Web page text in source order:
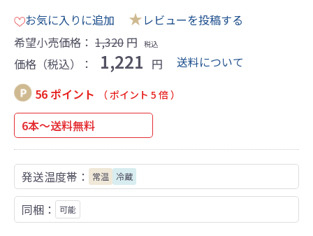
お気に入りに追加 ★レビューを投稿する
希望小売価格： 1,320 円 税込
価格（税込）： 1,221 円
送料について
56 ポイント
（ ポイント 5 倍 ）
6本～送料無料
発送温度帯： 常温 冷蔵
同梱： 可能